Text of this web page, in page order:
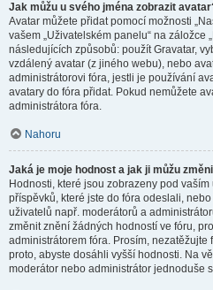
Jak můžu u svého jména zobrazit
Avatar můžete přidat pomocí možnosti
vašem „Uživatelském panelu“ na záložce
následujících způsobů: použít Gravatar,
vzdálený avatar (z jiného webu), nebo
administrátorovi fóra, jestli je používání
avatary do fóra přidat. Pokud nemůžete
administrátora fóra.
Nahoru
Jaká je moje hodnost a jak ji můžu
Hodnosti, které jsou zobrazeny pod
příspěvků, které jste do fóra odeslali,
uživatelů např. moderátorů a
změnit znění žádných hodností ve fóru,
administrátorem fóra. Prosím,
proto, abyste dosáhli vyšší hodnosti. Na
moderátor nebo administrátor jednoduše